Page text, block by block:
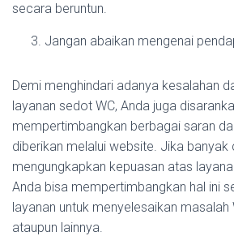
secara beruntun.
Jangan abaikan mengenai
Demi menghindari adanya kesalahan
layanan sedot WC, Anda juga
mempertimbangkan berbagai saran
diberikan melalui website. Jika banyak
mengungkapkan kepuasan atas
Anda bisa mempertimbangkan hal ini
layanan untuk menyelesaikan
ataupun lainnya.